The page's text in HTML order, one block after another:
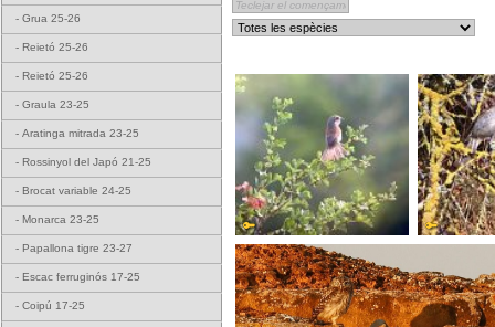
- Grua 25-26
- Reietó 25-26
- Reietó 25-26
- Graula 23-25
- Aratinga mitrada 23-25
- Rossinyol del Japó 21-25
- Brocat variable 24-25
- Monarca 23-25
- Papallona tigre 23-27
- Escac ferruginós 17-25
- Coipú 17-25